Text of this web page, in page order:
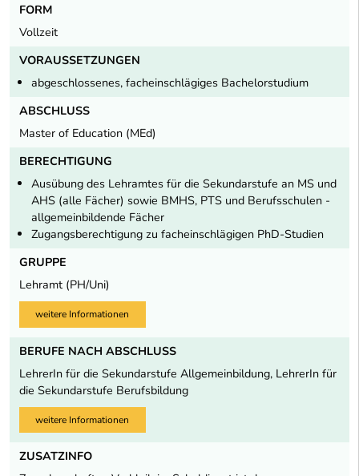
FORM
Vollzeit
VORAUSSETZUNGEN
abgeschlossenes, facheinschlägiges Bachelorstudium
ABSCHLUSS
Master of Education (MEd)
BERECHTIGUNG
Ausübung des Lehramtes für die Sekundarstufe an MS und
AHS (alle Fächer) sowie BMHS, PTS und Berufsschulen -
allgemeinbildende Fächer
Zugangsberechtigung zu facheinschlägigen PhD-Studien
GRUPPE
Lehramt (PH/Uni)
weitere Informationen
BERUFE NACH ABSCHLUSS
LehrerIn für die Sekundarstufe Allgemeinbildung, LehrerIn für
die Sekundarstufe Berufsbildung
weitere Informationen
ZUSATZINFO